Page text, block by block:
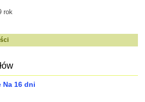
rok
Na 16 dni